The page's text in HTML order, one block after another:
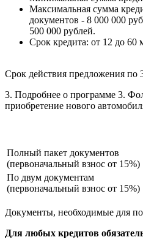
Максимальная сумма
документов - 8 000 000
500 000 рублей.
Срок кредита: от 12 до 60
Срок действия предложения по
3. Подробнее о программе 3.
приобретение нового
Полный пакет документов
(первоначальный взнос от 15%)
По двум документам
(первоначальный взнос от 15%)
Документы, необходимые для
Для любых кредитов